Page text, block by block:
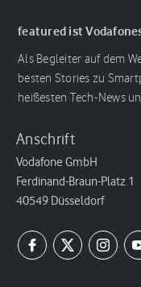
featured ist
Als Begleiter auf dem
besten Stories zu
heißesten Tech-News
Anschrift
Vodafone GmbH
Ferdinand-Braun-Platz 1
40549 Düsseldorf